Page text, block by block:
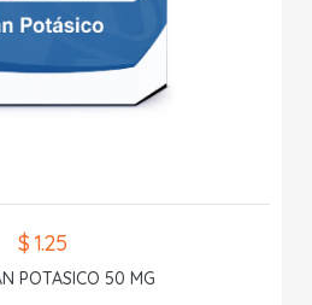
$ 1.25
POTASICO 50 MG